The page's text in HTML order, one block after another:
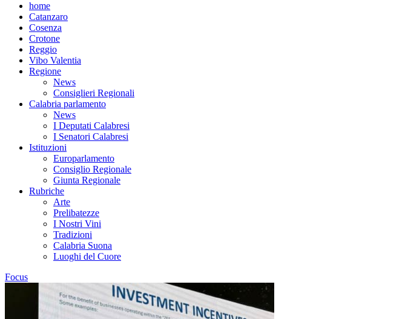
home
Catanzaro
Cosenza
Crotone
Reggio
Vibo Valentia
Regione
News
Consiglieri Regionali
Calabria parlamento
News
I Deputati Calabresi
I Senatori Calabresi
Istituzioni
Europarlamento
Consiglio Regionale
Giunta Regionale
Rubriche
Arte
Prelibatezze
I Nostri Vini
Tradizioni
Calabria Suona
Luoghi del Cuore
Focus